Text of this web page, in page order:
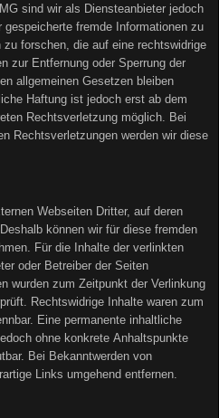
sind wir als Diensteanbieter jedoch
fremde Informationen zu
forschen, die auf eine rechtswidrige
zur Entfernung oder Sperrung der
allgemeinen Gesetzen bleiben
Haftung ist jedoch erst ab dem
Rechtsverletzung möglich. Bei
Rechtsverletzungen werden wir diese
Webseiten Dritter, auf deren
können wir für diese fremden
Für die Inhalte der verlinkten
oder Betreiber der Seiten
wurden zum Zeitpunkt der Verlinkung
Rechtswidrige Inhalte waren zum
Eine permanente inhaltliche
ohne konkrete Anhaltspunkte
Bei Bekanntwerden von
Links umgehend entfernen.